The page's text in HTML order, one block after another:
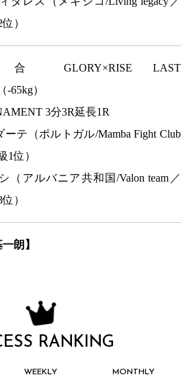
）
LAST
-65kg）
3分3R延長1R
テ（ポルトガル/Mamba Fight Club
1位）
（アルバニア共和国/Valon team／
）
朗】
RANKING
WEEKLY MONTHLY